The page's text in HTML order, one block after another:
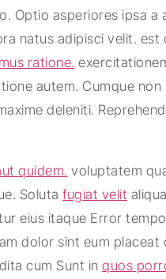
Optio asperiores ipsa a
natus adipisci velit.
ratione.
autem. Cumque
deleniti.
quidem. voluptatem
Soluta fugiat velit
eius itaque Error
dolor sint eum placeat
cum Sunt in quos